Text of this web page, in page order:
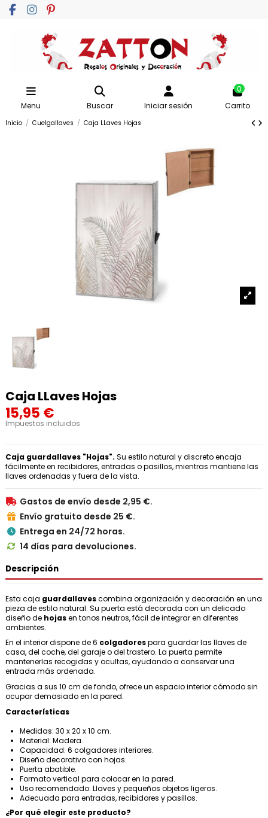
Menu Buscar Iniciar sesión
0
Carrito
Inicio Cuelgallaves Caja LLaves Hojas
Caja LLaves Hojas
15,95 €
Impuestos incluidos
Caja guardallaves "Hojas". Su estilo natural y discreto encaja
fácilmente en recibidores, entradas o pasillos, mientras mantiene las
llaves ordenadas y fuera de la vista.
 Gastos de envío desde 2,95 €.
 Envío gratuito desde 25 €.
 Entrega en 24/72 horas.
 14 días para devoluciones.
Descripción
Esta caja guardallavescombina organización y decoración en una
pieza de estilo natural. Su puerta está decorada con un delicado
diseño de hojasen tonos neutros, fácil de integrar en diferentes
ambientes.
En el interior dispone de 6 colgadorespara guardar las llaves de
casa, del coche, del garaje o del trastero. La puerta permite
mantenerlas recogidas y ocultas, ayudando a conservar una
entrada más ordenada.
Gracias a sus 10 cm de fondo, ofrece un espacio interior cómodo sin
ocupar demasiado en la pared.
Características
Medidas: 30 x 20 x 10 cm.
Material: Madera.
Capacidad: 6 colgadores interiores.
Diseño decorativo con hojas.
Puerta abatible.
Formato vertical para colocar en la pared.
Uso recomendado: Llaves y pequeños objetos ligeros.
Adecuada para entradas, recibidores y pasillos.
¿Por qué elegir este producto?